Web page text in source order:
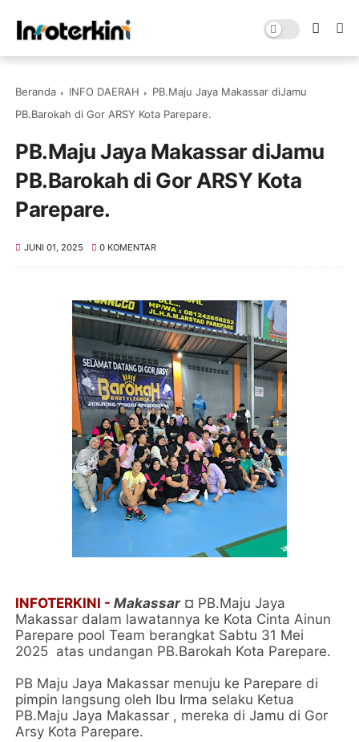
Beranda INFO DAERAH
PB.Maju Jaya Makassar diJamu
PB.Barokah di Gor ARSY Kota Parepare.
PB.Maju Jaya Makassar diJamu
PB.Barokah di Gor ARSY Kota
Parepare.
JUNI 01, 2025 0 KOMENTAR
INFOTERKINI -Makassar¤ PB.Maju Jaya
Makassar dalam lawatannya ke Kota Cinta Ainun
Parepare pool Team berangkat Sabtu 31 Mei
2025 atas undangan PB.Barokah Kota Parepare.
PB Maju Jaya Makassar menuju ke Parepare di
pimpin langsung oleh Ibu Irma selaku Ketua
PB.Maju Jaya Makassar , mereka di Jamu di Gor
Arsy Kota Parepare.